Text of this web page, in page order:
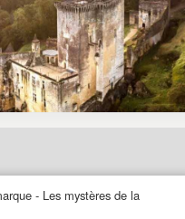
- Les mystères de la